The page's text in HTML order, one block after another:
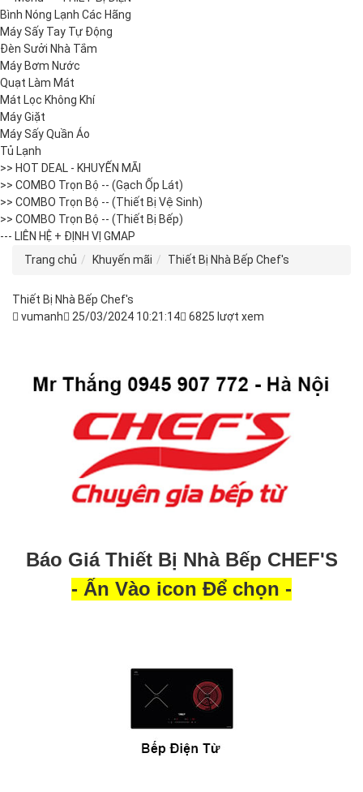
Bình Nóng Lạnh Các Hãng
Máy Sấy Tay Tự Động
Đèn Sưởi Nhà Tắm
Máy Bơm Nước
Quạt Làm Mát
Mát Lọc Không Khí
Máy Giặt
Máy Sấy Quần Áo
Tủ Lạnh
>> HOT DEAL - KHUYẾN MÃI
>> COMBO Trọn Bộ -- (Gạch Ốp Lát)
>> COMBO Trọn Bộ -- (Thiết Bị Vệ Sinh)
>> COMBO Trọn Bộ -- (Thiết Bị Bếp)
--- LIÊN HỆ + ĐỊNH VỊ GMAP
Trang chủ
Khuyến mãi Thiết Bị Nhà Bếp Chef's
Thiết Bị Nhà Bếp Chef's
vumanh
25/03/2024 10:21:14 6825 lượt xem
Báo Giá Thiết Bị Nhà Bếp CHEF'S
- Ấn Vào icon Để chọn -